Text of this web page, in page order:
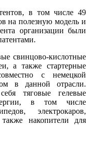
в том числе 49
на полезную модель и
организации были
свинцово-кислотные
а также стартерные
с немецкой
в данной отрасли.
тяговые гелевые
в том числе
электрокаров,
накопители для